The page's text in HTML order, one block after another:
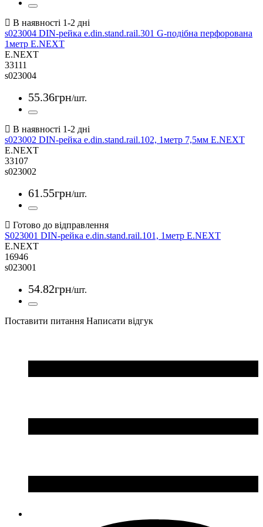
s023004 DIN-рейка e.din.stand.rail.301 G-подібна перфорована
1метр E.NEXT
E.NEXT
33111
s023004
55.36грн/шт.
s023002 DIN-рейка e.din.stand.rail.102, 1метр 7,5мм E.NEXT
E.NEXT
33107
s023002
61.55грн/шт.
S023001 DIN-рейка e.din.stand.rail.101, 1метр E.NEXT
E.NEXT
16946
s023001
54.82грн/шт.
Поставити питання Написати відгук